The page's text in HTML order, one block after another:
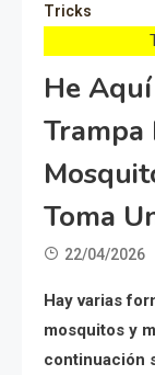
Tricks
He
Trampa
Toma
22/04/2026
Hay varias
mosquitos y
continuación